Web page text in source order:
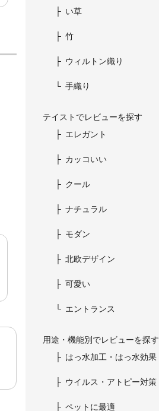
い草
竹
ウィルトン織り
手織り
テイストでレビューを探す
エレガント
カッコいい
クール
ナチュラル
モダン
北欧デザイン
可愛い
エントランス
用途・機能別でレビューを探す
はっ水加工・はっ水効果
ウイルス・アトピー対策
ペットに最適